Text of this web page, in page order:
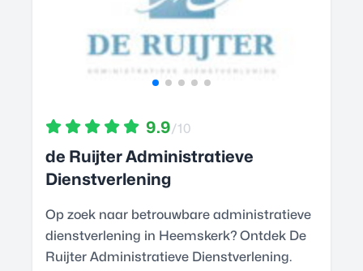
9.9/10
de Ruijter Administratieve
Dienstverlening
Op zoek naar betrouwbare administratieve
dienstverlening in Heemskerk? Ontdek De
Ruijter Administratieve Dienstverlening.